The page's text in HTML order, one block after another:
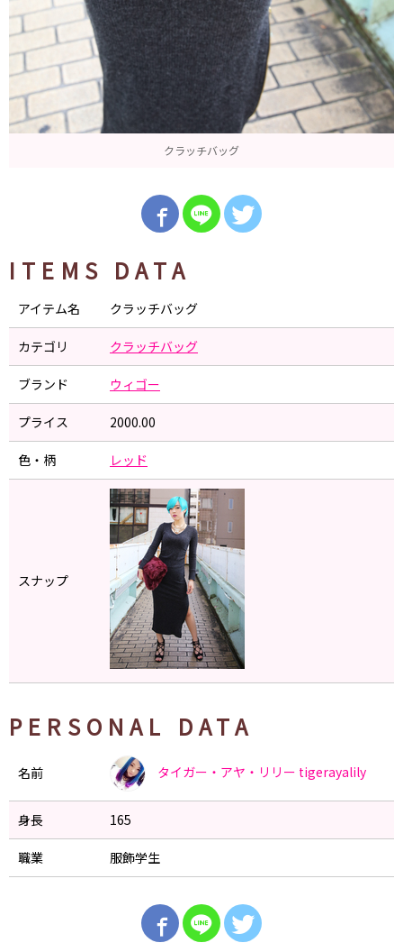
クラッチバッグ
ITEMS DATA
アイテム名 クラッチバッグ
カテゴリ クラッチバッグ
ブランド ウィゴー
プライス 2000.00
色・柄 レッド
スナップ
PERSONAL DATA
名前 タイガー・アヤ・リリー tigerayalily
身長 165
職業 服飾学生